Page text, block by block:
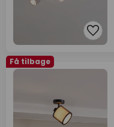
Få tilbage